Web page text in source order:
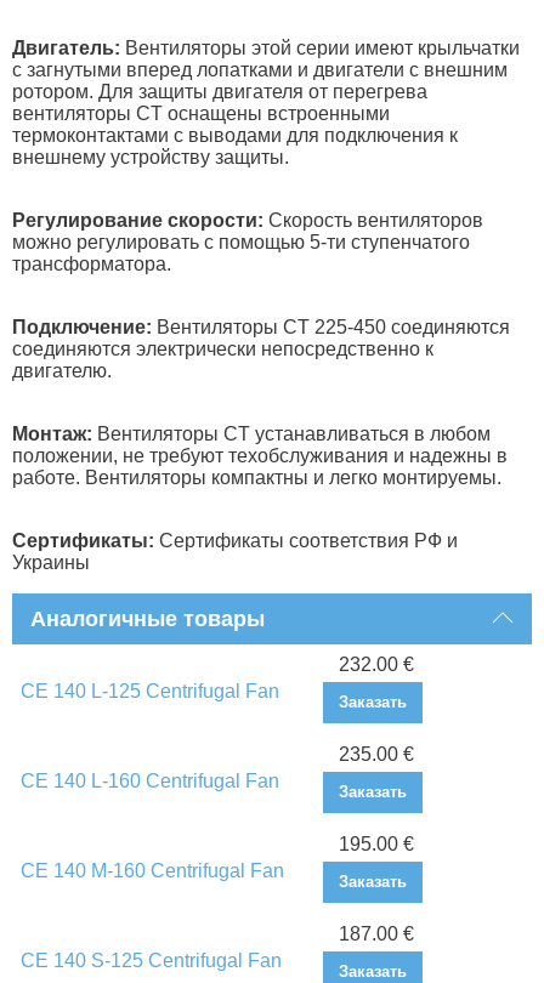
Двигатель: Вентиляторы этой серии имеют крыльчатки
с загнутыми вперед лопатками и двигатели с внешним
ротором. Для защиты двигателя от перегрева
вентиляторы СT оснащены встроенными
термоконтактами с выводами для подключения к
внешнему устройству защиты.
Регулирование скорости: Скорость вентиляторов
можно регулировать с помощью 5-ти ступенчатого
трансформатора.
Подключение: Вентиляторы СT 225-450 соединяются
соединяются электрически непосредственно к
двигателю.
Монтаж: Вентиляторы СT устанавливаться в любом
положении, не требуют техобслуживания и надежны в
работе. Вентиляторы компактны и легко монтируемы.
Сертификаты: Сертификаты соответствия РФ и
Украины
Аналогичные товары
CE 140 L-125 Centrifugal Fan
232.00 €
Заказать
CE 140 L-160 Centrifugal Fan
235.00 €
Заказать
CE 140 M-160 Centrifugal Fan
195.00 €
Заказать
CE 140 S-125 Centrifugal Fan
187.00 €
Заказать